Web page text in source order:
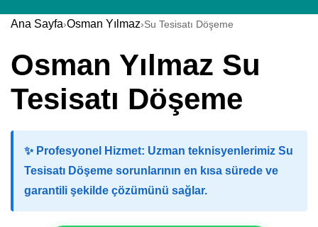
Ana Sayfa›Osman Yılmaz›Su Tesisatı Döşeme
Osman Yılmaz Su
Tesisatı Döşeme
✨ Profesyonel Hizmet: Uzman teknisyenlerimiz Su
Tesisatı Döşeme sorunlarının en kısa sürede ve
garantili şekilde çözümünü sağlar.